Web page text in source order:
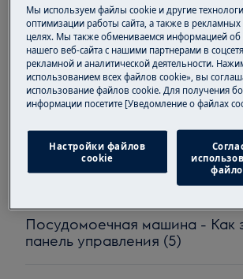
машины
Как разобрать насос слива
(посудомоечная машина)
Посудомоечная машина - Как
датчик мутности (1)
Посудомоечная машина - Как
панель управления (5)
Мы используем файлы cookie и другие
оптимизации работы сайта, а также в
целях. Мы также обмениваемся информацией
нашего веб-сайта с нашими партнерами в
рекламной и аналитической деятельности.
использованием всех файлов cookie», вы
использование файлов cookie. Для получения
информации посетите [Уведомление о файлах
Настройки файлов
cookie